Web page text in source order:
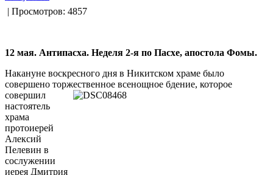
| Просмотров: 4857
12 мая. Антипасха. Неделя 2-я по Пасхе, апостола Фомы.
Накануне воскресного дня в Никитском храме было
совершено торжественное всенощное бдение, которое
совершил
настоятель
храма
протоиерей
Алексий
Пелевин в
сослужении
иерея Дмитрия